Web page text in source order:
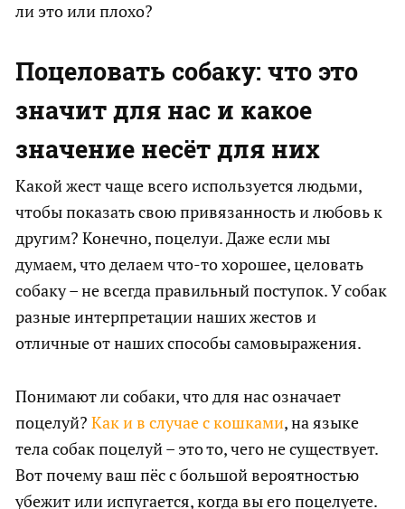
ли это или плохо?
Поцеловать собаку: что это
значит для нас и какое
значение несёт для них
Какой жест чаще всего используется людьми,
чтобы показать свою привязанность и любовь к
другим? Конечно, поцелуи. Даже если мы
думаем, что делаем что-то хорошее, целовать
собаку – не всегда правильный поступок. У собак
разные интерпретации наших жестов и
отличные от наших способы самовыражения.
Понимают ли собаки, что для нас означает
поцелуй? Как и в случае с кошками, на языке
тела собак поцелуй – это то, чего не существует.
Вот почему ваш пёс с большой вероятностью
убежит или испугается, когда вы его поцелуете.